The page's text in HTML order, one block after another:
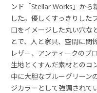
ンド「Stellar Works」か
した。優しくすっきりした
口をイメージした丸い穴な
とで、人と家具、空間に関
レザー、アンティークのブ
生地とくすんだ素材とのコ
中に大胆なブルーグリーン
ジカラーとして強調されて